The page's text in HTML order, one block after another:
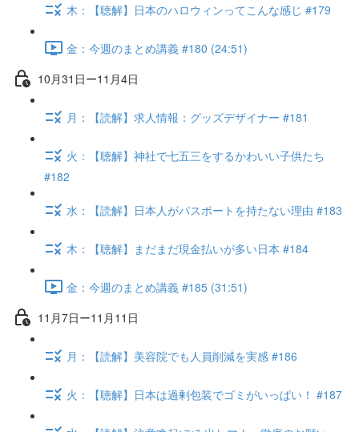
木：【聴解】日本のハロウィンってこんな感じ #179
金：今週のまとめ講義 #180 (24:51)
10月31日ー11月4日
月：【読解】求人情報：グッズデザイナー #181
火：【聴解】神社で七五三をするかわいい子供たち
#182
水：【読解】日本人がパスポートを持たない理由 #183
木：【聴解】まだまだ現金払いが多い日本 #184
金：今週のまとめ講義 #185 (31:51)
11月7日ー11月11日
月：【読解】美容院でも人員削減を実感 #186
火：【聴解】日本は過剰包装でゴミがいっぱい！ #187